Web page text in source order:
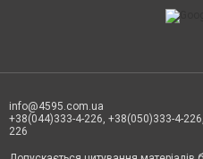
info@4595.com.ua
+38(044)333-4-226, +38(050)333-4-
226